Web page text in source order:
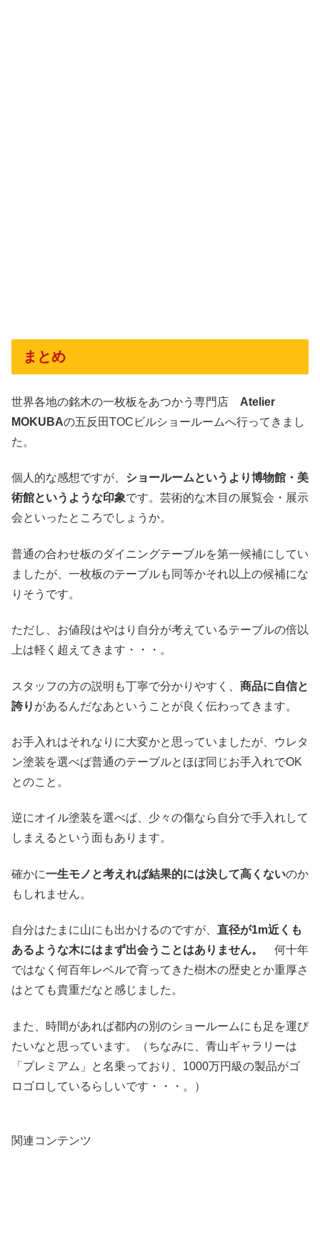
まとめ
世界各地の銘木の一枚板をあつかう専門店 Atelier
MOKUBAの五反田TOCビルショールームへ行ってきまし
た。
個人的な感想ですが、 ショールームというより博物館・美
術館というような印象です。芸術的な木目の展覧会・展示
会といったところでしょうか。
普通の合わせ板のダイニングテーブルを第一候補にしてい
ましたが、一枚板のテーブルも同等かそれ以上の候補にな
りそうです。
ただし、お値段はやはり自分が考えているテーブルの倍以
上は軽く超えてきます・・・。
スタッフの方の説明も丁寧で分かりやすく、 商品に自信と
誇り があるんだなあということが良く伝わってきます。
お手入れはそれなりに大変かと思っていましたが、ウレタ
ン塗装を選べば普通のテーブルとほぼ同じお手入れでOK
とのこと。
逆にオイル塗装を選べば、少々の傷なら自分で手入れして
しまえるという面もあります。
確かに一生モノと考えれば結果的には決して高くないのか
もしれません。
自分はたまに山にも出かけるのですが、 直径が1m近くも
あるような木にはまず出会うことはありません。
何十年
ではなく何百年レベルで育ってきた樹木の歴史とか重厚さ
はとても貴重だなと感じました。
また、時間があれば都内の別のショールームにも足を運び
たいなと思っています。（ちなみに、青山ギャラリーは
「プレミアム」と名乗っており、1000万円級の製品がゴ
ロゴロしているらしいです・・・。）
関連コンテンツ